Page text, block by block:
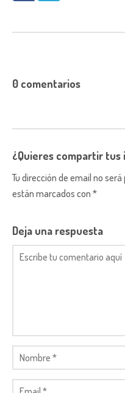
0 comentarios
¿Quieres compartir tus
Tu dirección de email no
están marcados con *
Deja una respuesta